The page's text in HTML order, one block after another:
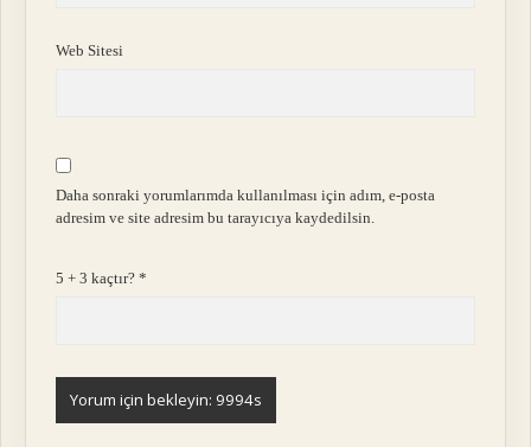
Web Sitesi
Daha sonraki yorumlarımda kullanılması için adım, e-posta
adresim ve site adresim bu tarayıcıya kaydedilsin.
5 + 3 kaçtır?*